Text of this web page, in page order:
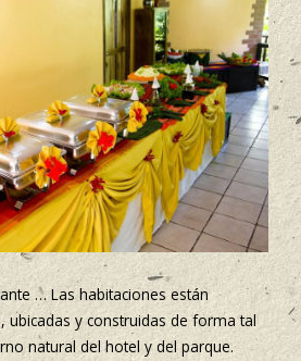
… Las habitaciones están
ubicadas y construidas de forma tal
natural del hotel y del parque.